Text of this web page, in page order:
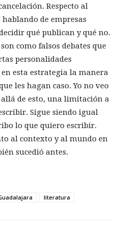
Respecto al
de empresas
qué publican y qué no.
como falsos debates que
personalidades
esta estrategia la manera
les hagan caso. Yo no veo
de esto, una limitación a
Sigue siendo igual
lo que quiero escribir.
al contexto y al mundo en
sucedió antes.
literatura